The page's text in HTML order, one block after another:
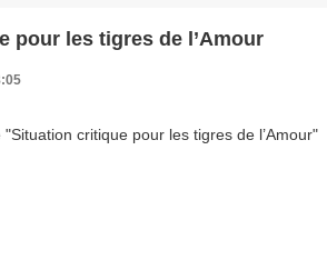
pour les tigres de l’Amour